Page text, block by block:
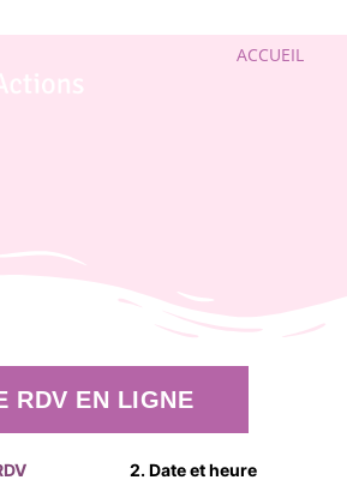
ACCUEIL
RDV EN LIGNE
2. Date et heure